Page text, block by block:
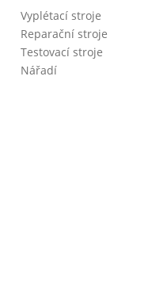
Vyplétací stroje
Reparační stroje
Testovací stroje
Nářadí